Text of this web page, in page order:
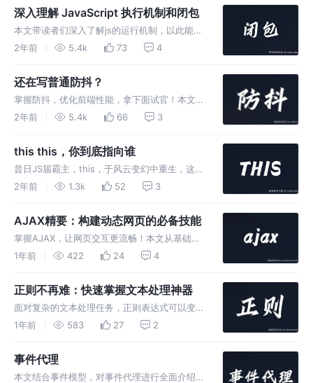
译，希望大家有所收获！
深入理解 JavaScript 执行机制和闭包
本文带读者们深入了解js的运行机制，以此能够
掌握js中的闭包概念，让我们一起翻越学习js的
2年前 5.4k 73 4
还在写普通防抖？
掌握防抖，优化前端性能，拿下面试官！本文从
防抖的基本概念出发，逐步深入探讨其实现细
的灵活运用，助你轻松应对各种场景下的性能挑
2年前 5.4k 66 3
this this，你到底指向谁
昔日JS届霸主，this，于风云变幻中重生，这一
次，他将以‘this’之名，开启一段颠覆常规、掌
的‘this’，无所不能，尽在掌握！
2年前 1.3k 52 3
AJAX精要：构建动态网页的必备技能
掌握AJAX，让网页交互更流畅！本文从基础概
念出发，逐步深入讲解如何利用
你从零开始封装自己的AJAX请求函数，轻松提
升Web应用的用户体验。
1年前 422 24 4
正则不再难：快速掌握文本处理神器
面对复杂的文本处理任务，正则表达式可以变得
简单又强大。本文将带领您快速入门，从基础知
神器
1年前 583 27 2
事件代理
本文结合事件模型，对事件代理进行全面介绍，